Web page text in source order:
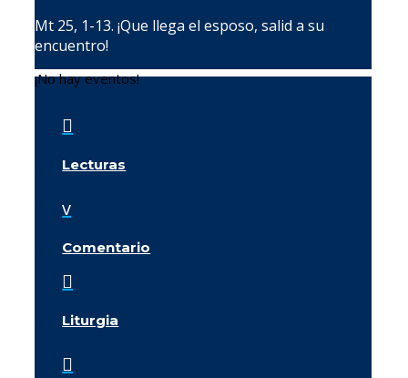
Mt 25, 1-13. ¡Que llega el esposo, salid a su
encuentro!
¡No hay eventos!

Lecturas
v
Comentario

Liturgia
